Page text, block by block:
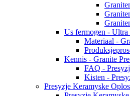
Us fermogen - Ultra
Materiaal -
Kennis - Granite
FAQ -
Kisten -
Presyzje Keramyske